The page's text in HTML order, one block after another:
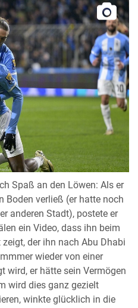
Spaß an den Löwen: Als er
Boden verließ (er hatte noch
anderen Stadt), postete er
ein Video, dass ihn beim
der ihn nach Abu Dhabi
wieder von einer
wird, er hätte sein Vermögen
wird dies ganz gezielt
winkte glücklich in die